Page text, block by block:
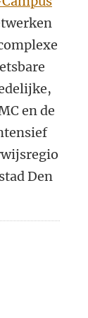
en de
Den